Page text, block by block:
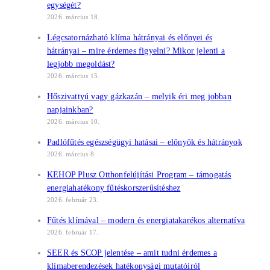
egységét?
2026. március 18.
Légcsatornázható klíma hátrányai és előnyei és
hátrányai – mire érdemes figyelni? Mikor jelenti a
legjobb megoldást?
2026. március 15.
Hőszivattyú vagy gázkazán – melyik éri meg jobban
napjainkban?
2026. március 10.
Padlófűtés egészségügyi hatásai – előnyök és hátrányok
2026. március 8.
KEHOP Plusz Otthonfelújítási Program – támogatás
energiahatékony fűtéskorszerűsítéshez
2026. február 23.
Fűtés klímával – modern és energiatakarékos alternatíva
2026. február 17.
SEER és SCOP jelentése – amit tudni érdemes a
klímaberendezések hatékonysági mutatóiról